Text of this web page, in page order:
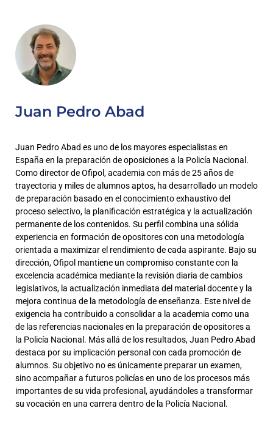
Juan Pedro Abad
Juan Pedro Abad es uno de los mayores especialistas en
España en la preparación de oposiciones a la Policía Nacional.
Como director de Ofipol, academia con más de 25 años de
trayectoria y miles de alumnos aptos, ha desarrollado un modelo
de preparación basado en el conocimiento exhaustivo del
proceso selectivo, la planificación estratégica y la actualización
permanente de los contenidos. Su perfil combina una sólida
experiencia en formación de opositores con una metodología
orientada a maximizar el rendimiento de cada aspirante. Bajo su
dirección, Ofipol mantiene un compromiso constante con la
excelencia académica mediante la revisión diaria de cambios
legislativos, la actualización inmediata del material docente y la
mejora continua de la metodología de enseñanza. Este nivel de
exigencia ha contribuido a consolidar a la academia como una
de las referencias nacionales en la preparación de opositores a
la Policía Nacional. Más allá de los resultados, Juan Pedro Abad
destaca por su implicación personal con cada promoción de
alumnos. Su objetivo no es únicamente preparar un examen,
sino acompañar a futuros policías en uno de los procesos más
importantes de su vida profesional, ayudándoles a transformar
su vocación en una carrera dentro de la Policía Nacional.